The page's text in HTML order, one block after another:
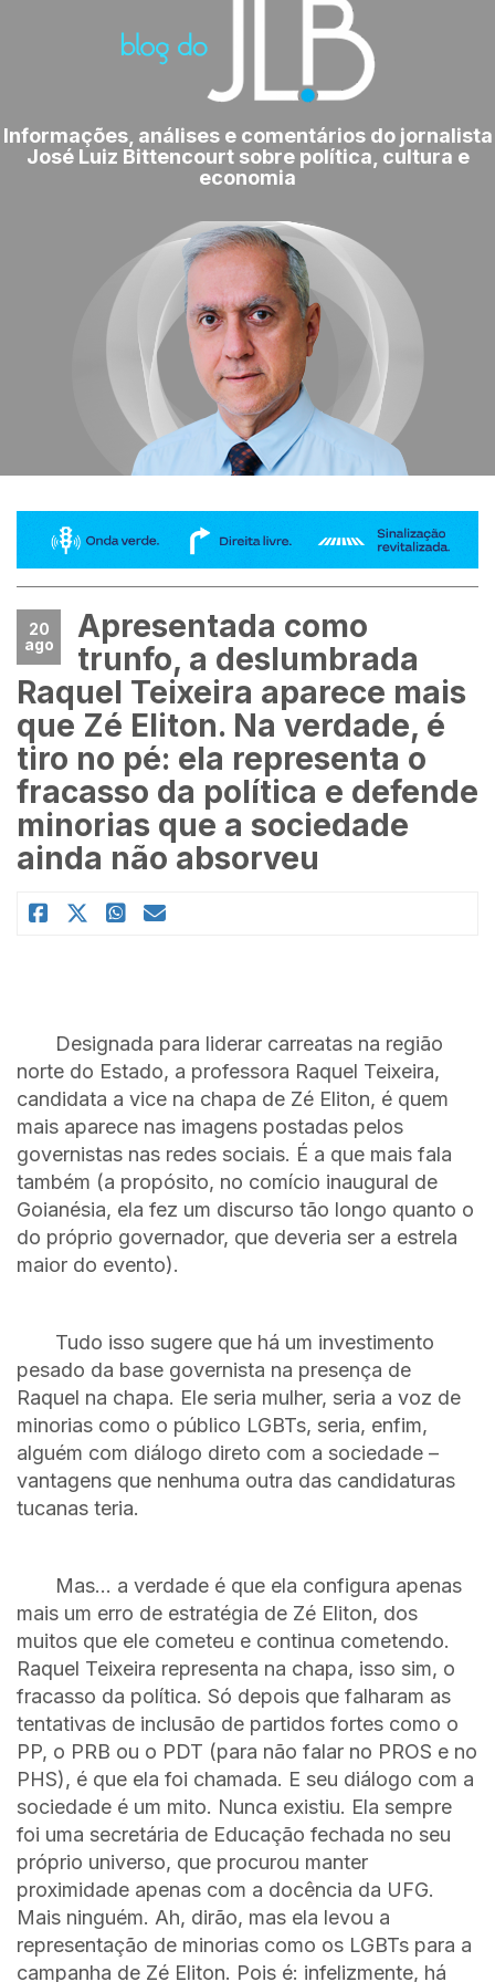
Informações, análises e comentários do jornalista
José Luiz Bittencourt sobre política, cultura e
economia
20
ago
Apresentada como
trunfo, a deslumbrada
Raquel Teixeira aparece mais
que Zé Eliton. Na verdade, é
tiro no pé: ela representa o
fracasso da política e defende
minorias que a sociedade
ainda não absorveu
Designada para liderar carreatas na região
norte do Estado, a professora Raquel Teixeira,
candidata a vice na chapa de Zé Eliton, é quem
mais aparece nas imagens postadas pelos
governistas nas redes sociais. É a que mais fala
também (a propósito, no comício inaugural de
Goianésia, ela fez um discurso tão longo quanto o
do próprio governador, que deveria ser a estrela
maior do evento).
Tudo isso sugere que há um investimento
pesado da base governista na presença de
Raquel na chapa. Ele seria mulher, seria a voz de
minorias como o público LGBTs, seria, enfim,
alguém com diálogo direto com a sociedade –
vantagens que nenhuma outra das candidaturas
tucanas teria.
Mas… a verdade é que ela configura apenas
mais um erro de estratégia de Zé Eliton, dos
muitos que ele cometeu e continua cometendo.
Raquel Teixeira representa na chapa, isso sim, o
fracasso da política. Só depois que falharam as
tentativas de inclusão de partidos fortes como o
PP, o PRB ou o PDT (para não falar no PROS e no
PHS), é que ela foi chamada. E seu diálogo com a
sociedade é um mito. Nunca existiu. Ela sempre
foi uma secretária de Educação fechada no seu
próprio universo, que procurou manter
proximidade apenas com a docência da UFG.
Mais ninguém. Ah, dirão, mas ela levou a
representação de minorias como os LGBTs para a
campanha de Zé Eliton. Pois é: infelizmente, há